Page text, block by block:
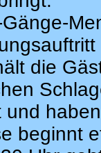
die
beginnt